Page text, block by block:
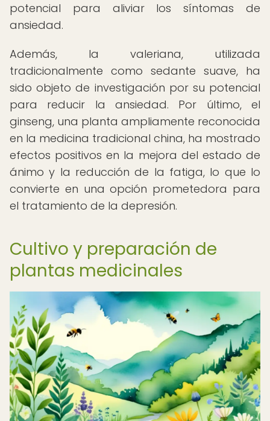
potencial para aliviar los síntomas de
ansiedad.
Además, la valeriana, utilizada
tradicionalmente como sedante suave, ha
sido objeto de investigación por su potencial
para reducir la ansiedad. Por último, el
ginseng, una planta ampliamente reconocida
en la medicina tradicional china, ha mostrado
efectos positivos en la mejora del estado de
ánimo y la reducción de la fatiga, lo que lo
convierte en una opción prometedora para
el tratamiento de la depresión.
Cultivo y preparación de
plantas medicinales